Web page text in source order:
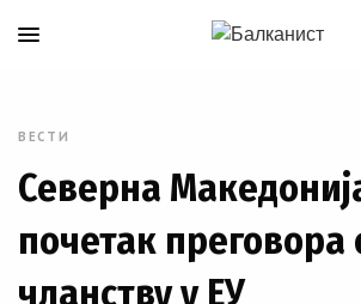
ВЕСТИ
Северна
почетак преговора
чланству у ЕУ